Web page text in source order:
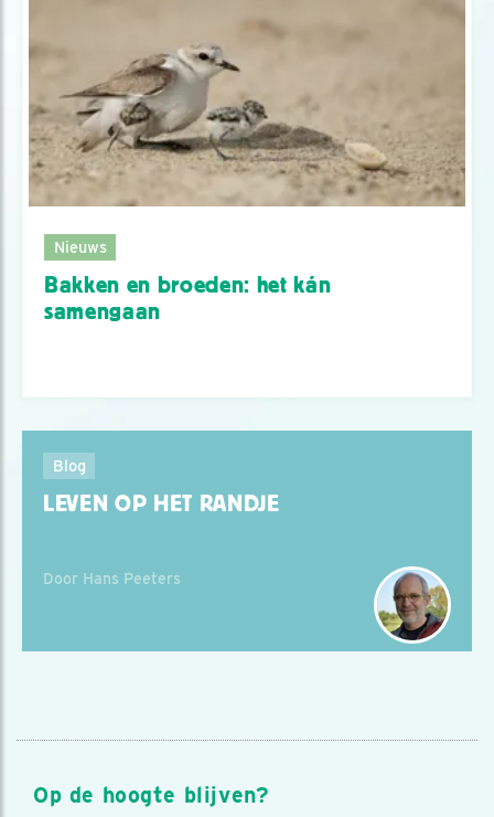
Nieuws
Bakken en broeden: het kán
samengaan
Blog
LEVEN OP HET RANDJE
Door Hans Peeters
Op de hoogte blijven?